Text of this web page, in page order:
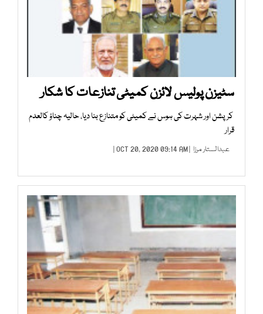
سٹیزن پولیس لائزن کمیٹی تنازعات کا شکار
کرپشن اور شہرت کی ہوس نے کمیٹی کو متنازع بنا دیا، حالیہ چناؤ کالعدم
قرار
عبدالستار مرزا | OCT 20, 2020 09:14 AM |